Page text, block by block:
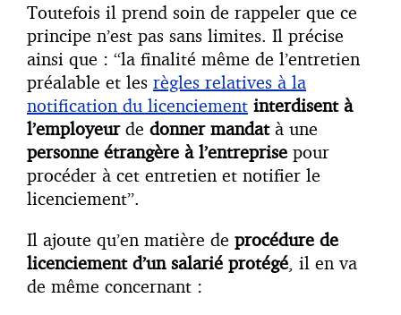
Toutefois il prend soin de rappeler que ce
principe n’est pas sans limites. Il précise
ainsi que : “la finalité même de l’entretien
préalable et les règles relatives à la
notification du licenciement interdisent à
l’employeurde donner mandatà une
personne étrangère à l’entreprise pour
procéder à cet entretien et notifier le
licenciement”.
Il ajoute qu’en matière de procédure de
licenciement d’un salarié protégé, il en va
de même concernant :